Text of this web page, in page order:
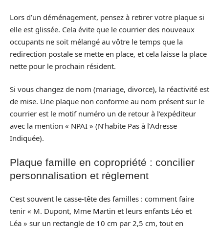
Lors d’un déménagement, pensez à retirer votre plaque si
elle est glissée. Cela évite que le courrier des nouveaux
occupants ne soit mélangé au vôtre le temps que la
redirection postale se mette en place, et cela laisse la place
nette pour le prochain résident.
Si vous changez de nom (mariage, divorce), la réactivité est
de mise. Une plaque non conforme au nom présent sur le
courrier est le motif numéro un de retour à l’expéditeur
avec la mention « NPAI » (N’habite Pas à l’Adresse
Indiquée).
Plaque famille en copropriété : concilier
personnalisation et règlement
C’est souvent le casse-tête des familles : comment faire
tenir « M. Dupont, Mme Martin et leurs enfants Léo et
Léa » sur un rectangle de 10 cm par 2,5 cm, tout en